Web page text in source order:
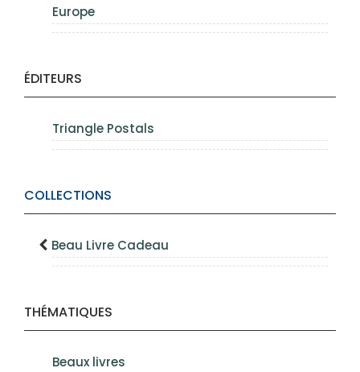
Europe
ÉDITEURS
Triangle Postals
COLLECTIONS
Beau Livre Cadeau
THÉMATIQUES
Beaux livres